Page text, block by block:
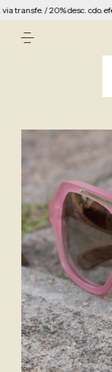
/ 20% desc. cdo. efec.